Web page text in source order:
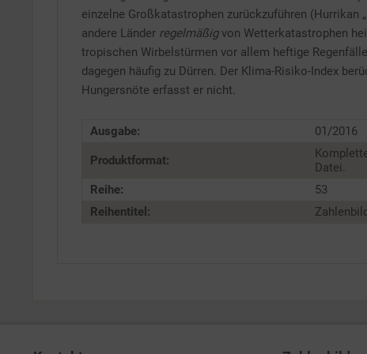
einzelne Großkatastrophen zurückzuführen (Hurrikan
andere Länder regelmäßigvon Wetterkatastrophen
tropischen Wirbelstürmen vor allem heftige
dagegen häufig zu Dürren. Der Klima-Risiko-Index
Hungersnöte erfasst er nicht.
Ausgabe: 01/2016
Produktformat:
Datei.
Reihe:
53
Reihentitel: